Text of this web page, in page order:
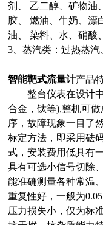
剂、 乙二醇、矿物油
胶、 燃油、牛奶、漂白
油、 染料、水、硝
3、蒸汽类：过热蒸汽
智能靶式流量计产品
整台仪表在设计中无
合金，钛等),整机可
序，故障现象一目
标定方法，即采用砝
式，安装费用低具
具有可选小信号切除
能准确测量各种常温
重复性好，一般为0.05
压力损失小，仅为